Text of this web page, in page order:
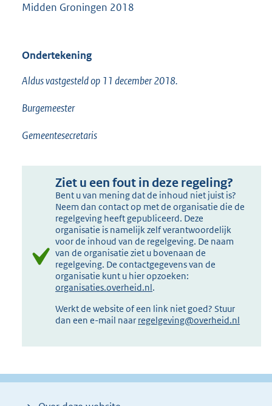
Midden Groningen 2018
Ondertekening
Aldus vastgesteld op 11 december 2018.
Burgemeester
Gemeentesecretaris
Ziet u een fout in deze regeling?
Bent u van mening dat de inhoud niet juist is?
Neem dan contact op met de organisatie die de
regelgeving heeft gepubliceerd. Deze
organisatie is namelijk zelf verantwoordelijk
voor de inhoud van de regelgeving. De naam
van de organisatie ziet u bovenaan de
regelgeving. De contactgegevens van de
organisatie kunt u hier opzoeken:
organisaties.overheid.nl.
Werkt de website of een link niet goed? Stuur
dan een e-mail naar regelgeving@overheid.nl